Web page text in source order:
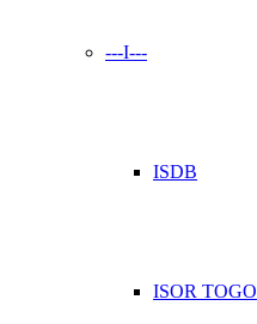
---I---
ISDB
ISOR TOGO